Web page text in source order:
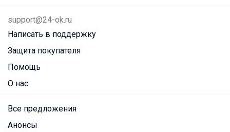
support@24-ok.ru
Написать в поддержку
Защита покупателя
Помощь
О нас
Все предложения
Анонсы